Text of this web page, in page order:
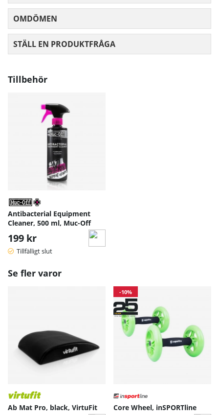
OMDÖMEN
STÄLL EN PRODUKTFRÅGA
Tillbehör
Antibacterial Equipment
Cleaner, 500 ml, Muc-Off
199 kr
Tillfälligt slut
Se fler varor
Ab Mat Pro, black, VirtuFit
-10%
Core Wheel, inSPORTline